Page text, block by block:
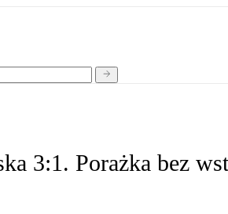
3:1. Porażka bez